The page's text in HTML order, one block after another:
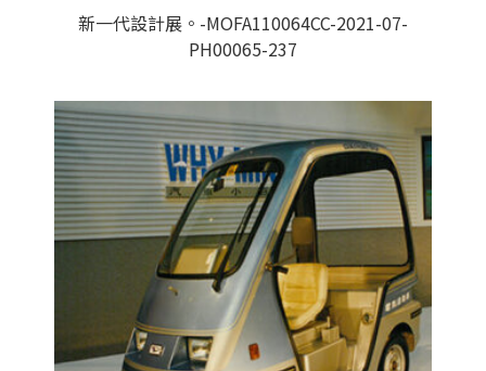
新一代設計展。-MOFA110064CC-2021-07-
PH00065-237